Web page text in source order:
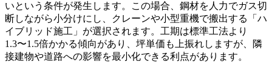
いという条件が発生します。この場合、鋼材を人力でガス切
断しながら小分けにし、クレーンや小型重機で搬出する「ハ
イブリッド施工」が選択されます。工期は標準工法より
1.3〜1.5倍かかる傾向があり、坪単価も上振れしますが、隣
接建物や道路への影響を最小化できる利点があります。